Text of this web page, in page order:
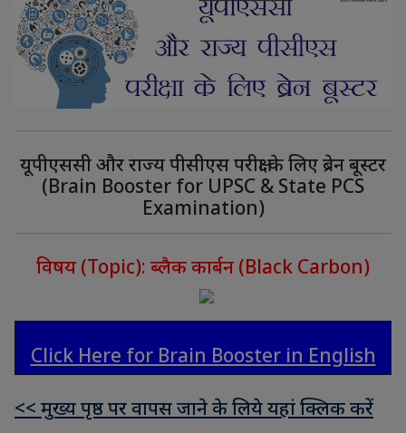
यूपीएससी और राज्य पीसीएस परीक्षा के लिए ब्रेन बूस्टर
(Brain Booster for UPSC & State PCS
Examination)
विषय (Topic): ब्लैक कार्बन (Black Carbon)
Click Here for Brain Booster in English
<< मुख्य पृष्ठ पर वापस जाने के लिये यहां क्लिक करें